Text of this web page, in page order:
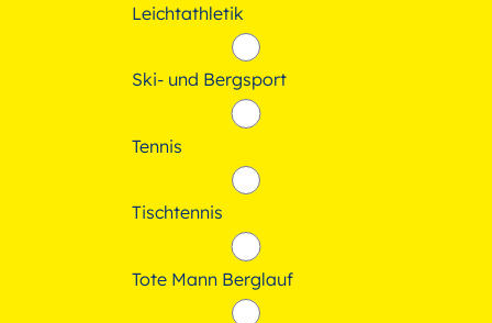
Leichtathletik
Ski- und Bergsport
Tennis
Tischtennis
Tote Mann Berglauf